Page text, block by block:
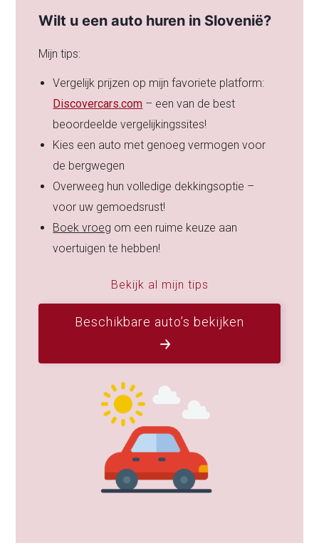
Wilt u een auto huren in Slovenië?
Mijn tips:
Vergelijk prijzen op mijn favoriete platform:
Discovercars.com – een van de best
beoordeelde vergelijkingssites!
Kies een auto met genoeg vermogen voor
de bergwegen
Overweeg hun volledige dekkingsoptie –
voor uw gemoedsrust!
Boek vroeg om een ruime keuze aan
voertuigen te hebben!
Bekijk al mijn tips
Beschikbare auto’s bekijken